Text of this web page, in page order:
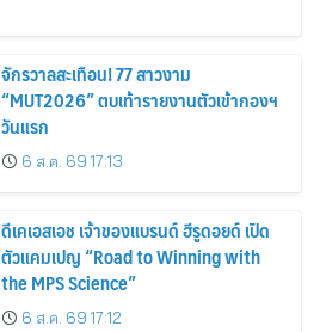
จักรวาลสะเทือน! 77 สาวงาม
“MUT2026” ตบเท้ารายงานตัวเข้ากองฯ
วันแรก
6 ส.ค. 69 17:13
ดีเคเอสเอช เจ้าของแบรนด์ ฮีรูดอยด์ เปิด
ตัวแคมเปญ “Road to Winning with
the MPS Science”
6 ส.ค. 69 17:12